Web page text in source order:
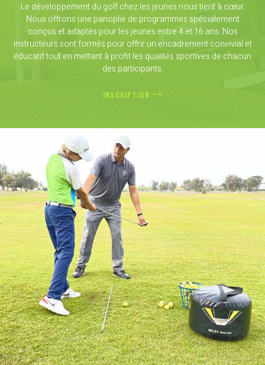
Le développement du golf chez les jeunes nous tient à cœur.
Nous offrons une panoplie de programmes spécialement
conçus et adaptés pour les jeunes entre 4 et 16 ans. Nos
instructeurs sont formés pour offrir un encadrement convivial et
éducatif tout en mettant à profit les qualités sportives de chacun
des participants.
INSCRIPTION